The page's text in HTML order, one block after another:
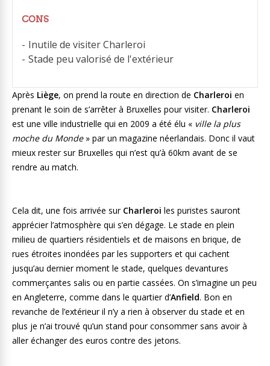
CONS
Inutile de visiter Charleroi
Stade peu valorisé de l'extérieur
Après Liège, on prend la route en direction de Charleroi en
prenant le soin de s’arrêter à Bruxelles pour visiter. Charleroi
est une ville industrielle qui en 2009 a été élu « ville la plus
moche du Monde» par un magazine néerlandais. Donc il vaut
mieux rester sur Bruxelles qui n’est qu’à 60km avant de se
rendre au match.
Cela dit, une fois arrivée sur Charleroi les puristes sauront
apprécier l’atmosphère qui s’en dégage. Le stade en plein
milieu de quartiers résidentiels et de maisons en brique, de
rues étroites inondées par les supporters et qui cachent
jusqu’au dernier moment le stade, quelques devantures
commerçantes salis ou en partie cassées. On s’imagine un peu
en Angleterre, comme dans le quartier d’Anfield. Bon en
revanche de l’extérieur il n’y a rien à observer du stade et en
plus je n’ai trouvé qu’un stand pour consommer sans avoir à
aller échanger des euros contre des jetons.